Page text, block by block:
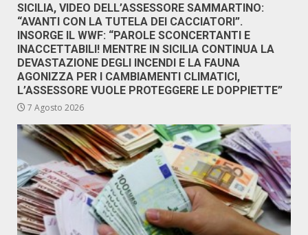
SICILIA, VIDEO DELL’ASSESSORE SAMMARTINO:
“AVANTI CON LA TUTELA DEI CACCIATORI”.
INSORGE IL WWF: “PAROLE SCONCERTANTI E
INACCETTABILI! MENTRE IN SICILIA CONTINUA LA
DEVASTAZIONE DEGLI INCENDI E LA FAUNA
AGONIZZA PER I CAMBIAMENTI CLIMATICI,
L’ASSESSORE VUOLE PROTEGGERE LE DOPPIETTE”
7 Agosto 2026